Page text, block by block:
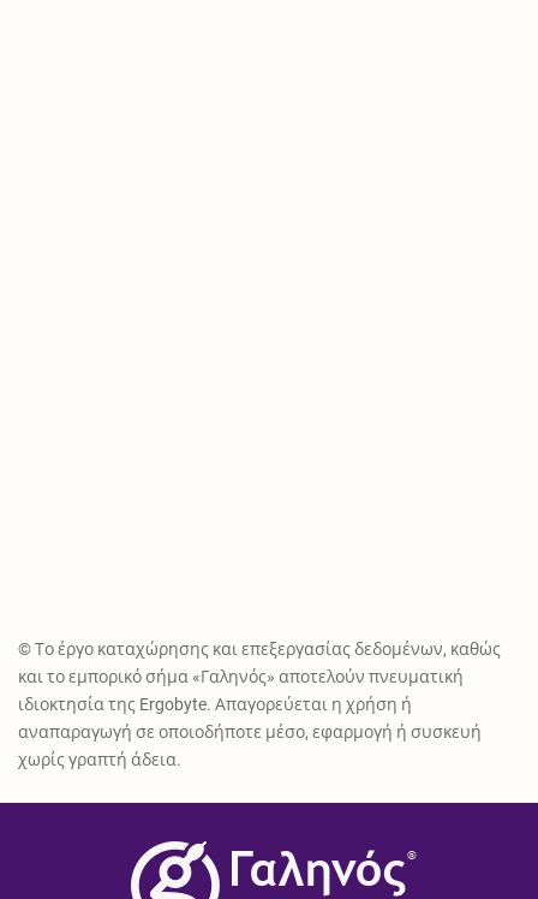
© Το έργο καταχώρησης και επεξεργασίας δεδομένων, καθώς
και το εμπορικό σήμα «Γαληνός» αποτελούν πνευματική
ιδιοκτησία της Ergobyte. Απαγορεύεται η χρήση ή
αναπαραγωγή σε οποιοδήποτε μέσο, εφαρμογή ή συσκευή
χωρίς γραπτή άδεια.
®